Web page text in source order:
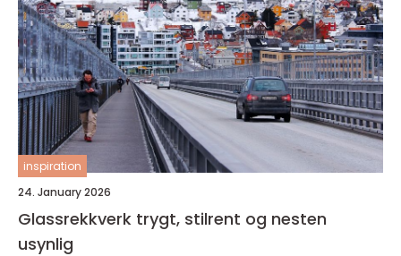
inspiration
24. January 2026
Glassrekkverk trygt, stilrent og nesten
usynlig